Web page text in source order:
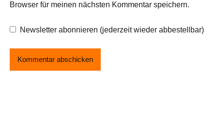
Browser für meinen nächsten Kommentar speichern.
Newsletter abonnieren (jederzeit wieder abbestellbar)